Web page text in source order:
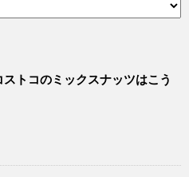
トコのミックスナッツはこう